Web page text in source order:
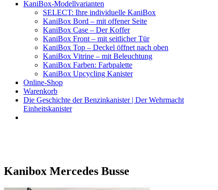
KaniBox-Modellvarianten
SELECT: Ihre individuelle KaniBox
KaniBox Bord – mit offener Seite
KaniBox Case – Der Koffer
KaniBox Front – mit seitlicher Tür
KaniBox Top – Deckel öffnet nach oben
KaniBox Vitrine – mit Beleuchtung
KaniBox Farben: Farbpalette
KaniBox Upcycling Kanister
Online-Shop
Warenkorb
Die Geschichte der Benzinkanister | Der Wehrmacht
Einheitskanister
Kanibox Mercedes Busse